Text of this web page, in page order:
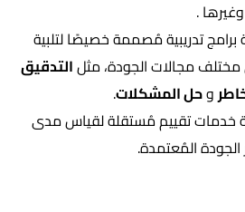
تدريبية مُصممة خصيصًا لتلبية
مختلف مجالات الجودة، مثلالتدقيق
وحل المشكلات.
خدمات تقييم مُستقلة لقياس مدى
الجودة المُعتمدة.